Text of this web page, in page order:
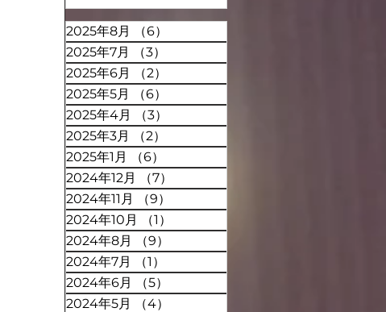
2025年8月 （6）
2025年7月
（3）
2025年6月
（2）
2025年5月
（6）
2025年4月
（3）
2025年3月
（2）
2025年1月
（6）
2024年12月
（7）
2024年11月
（9）
2024年10月
（1）
2024年8月
（9）
2024年7月
（1）
2024年6月
（5）
2024年5月
（4）